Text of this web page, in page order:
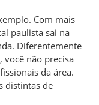
Com mais
paulista sai na
Diferentemente
não precisa
da área.
distintas de